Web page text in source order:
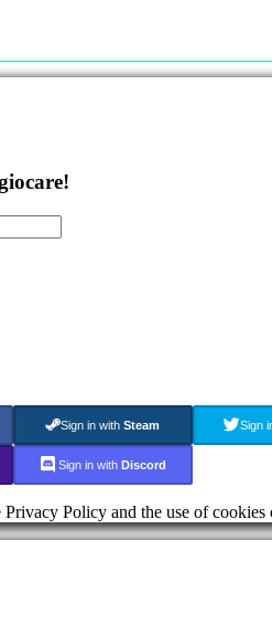
Sign in with Steam Sign
Sign in with Discord
Policy and the use of cookies